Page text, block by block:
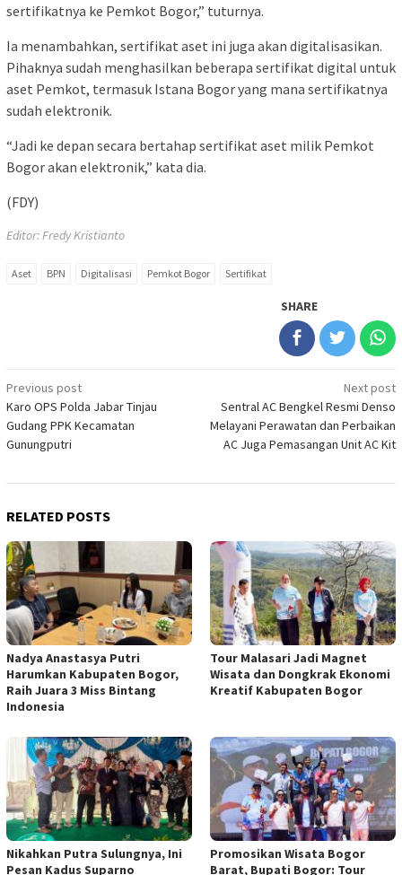
sertifikatnya ke Pemkot Bogor,” tuturnya.
Ia menambahkan, sertifikat aset ini juga akan digitalisasikan.
Pihaknya sudah menghasilkan beberapa sertifikat digital untuk
aset Pemkot, termasuk Istana Bogor yang mana sertifikatnya
sudah elektronik.
“Jadi ke depan secara bertahap sertifikat aset milik Pemkot
Bogor akan elektronik,” kata dia.
(FDY)
Editor: Fredy Kristianto
Aset BPN Digitalisasi Pemkot Bogor Sertifikat
SHARE
Post
navigation
Previous post
Karo OPS Polda Jabar Tinjau
Gudang PPK Kecamatan
Gunungputri
Next post
Sentral AC Bengkel Resmi Denso
Melayani Perawatan dan Perbaikan
AC Juga Pemasangan Unit AC Kit
RELATED POSTS
Nadya Anastasya Putri
Harumkan Kabupaten Bogor,
Raih Juara 3 Miss Bintang
Indonesia
Tour Malasari Jadi Magnet
Wisata dan Dongkrak Ekonomi
Kreatif Kabupaten Bogor
Nikahkan Putra Sulungnya, Ini
Pesan Kadus Suparno
Promosikan Wisata Bogor
Barat, Bupati Bogor: Tour